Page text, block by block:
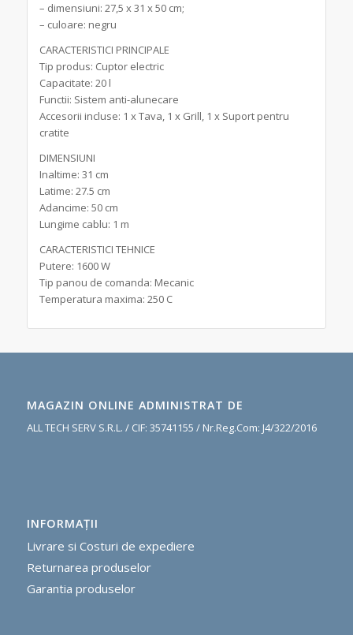
– dimensiuni: 27,5 x 31 x 50 cm;
– culoare: negru
CARACTERISTICI PRINCIPALE
Tip produs: Cuptor electric
Capacitate: 20 l
Functii: Sistem anti-alunecare
Accesorii incluse: 1 x Tava, 1 x Grill, 1 x Suport pentru
cratite
DIMENSIUNI
Inaltime: 31 cm
Latime: 27.5 cm
Adancime: 50 cm
Lungime cablu: 1 m
CARACTERISTICI TEHNICE
Putere: 1600 W
Tip panou de comanda: Mecanic
Temperatura maxima: 250 C
MAGAZIN ONLINE ADMINISTRAT DE
ALL TECH SERV S.R.L. / CIF: 35741155 / Nr.Reg.Com: J4/322/2016
INFORMAŢII
Livrare si Costuri de expediere
Returnarea produselor
Garantia produselor